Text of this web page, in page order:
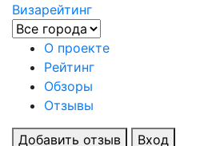
Визарейтинг
О проекте
Рейтинг
Обзоры
Отзывы
Добавить отзыв Вход